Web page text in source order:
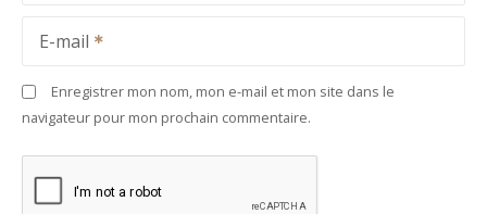
E-mail
Enregistrer mon nom, mon e-mail et mon site dans le
navigateur pour mon prochain commentaire.